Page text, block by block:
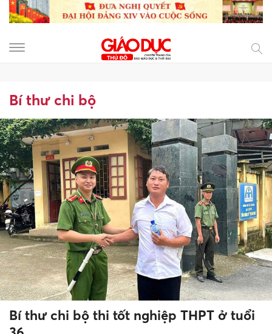
Bí thư chi bộ
Bí thư chi bộ thi tốt nghiệp THPT ở tuổi